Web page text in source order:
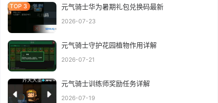
元气骑士华为暑期礼包兑换码最新
2026-07-23
元气骑士守护花园植物作用详解
2026-07-21
元气骑士训练师奖励任务详解
2026-07-19